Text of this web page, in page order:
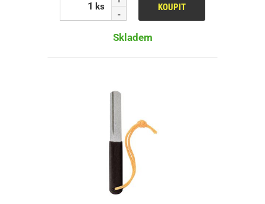
ks KOUPIT
Skladem